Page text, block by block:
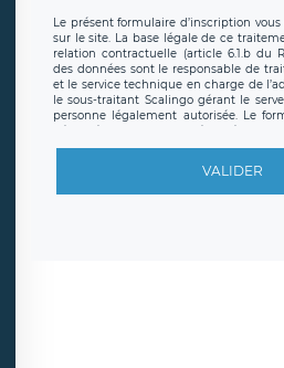
Le présent formulaire d’inscription
sur le site. La base légale de ce
relation contractuelle (article 6.1.b du
des données sont le responsable de
et le service technique en charge de
le sous-traitant Scalingo gérant le
personne légalement autorisée. Le
offrant desclauses de protection
en sollicite la suppression, étant
demander la suppression de vos
VALIDER